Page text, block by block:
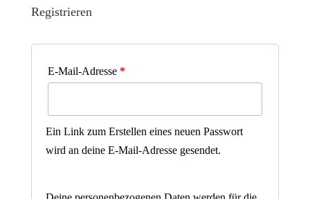
Registrieren
E-Mail-Adresse *
Ein Link zum Erstellen eines neuen Passwort
wird an deine E-Mail-Adresse gesendet.